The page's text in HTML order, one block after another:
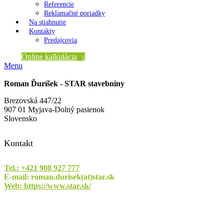
Referencie
Reklamačné poriadky
Na stiahnutie
Kontakty
Predajcovia
Online kalkulácia
Menu
Roman Ďuríšek - STAR stavebniny
Brezovská 447/22
907 01 Myjava-Dolný pasienok
Slovensko
Kontakt
Tel.: +421 908 927 777
E-mail: roman.durisek(at)star.sk
Web: https://www.star.sk/